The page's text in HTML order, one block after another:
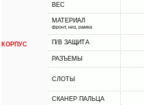
КОРПУС
ВЕС
МАТЕРИАЛ
фронт, низ, рамка
П/В ЗАЩИТА
РАЗЪЕМЫ
СЛОТЫ
СКАНЕР ПАЛЬЦА